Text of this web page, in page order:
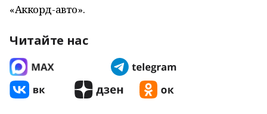
«Аккорд-авто».
Читайте нас